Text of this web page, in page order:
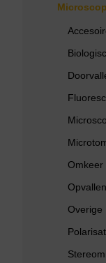
Omkeer
Overige